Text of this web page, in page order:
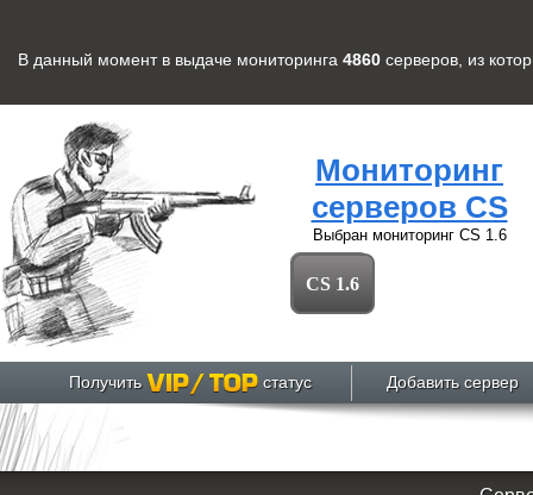
В данный момент в выдаче мониторинга 4860 серверов , из
Мониторинг
серверов CS
Выбран мониторинг CS 1.6
CS 1.6
Получить статус Добавить сервер